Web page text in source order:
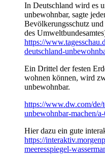
In Deutschland wird es
unbewohnbar, sagte
Bevölkerungsschutz
des
https://
deutschland-
Ein Drittel der festen
wohnen können, wird
unbewohnbar.
https://www.dw.com/de/
unbewohnbar-machen/
Hier dazu ein gute
https://
meeresspiegel-